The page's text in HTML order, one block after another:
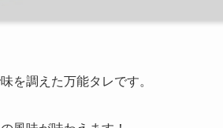
を調えた万能タレです。